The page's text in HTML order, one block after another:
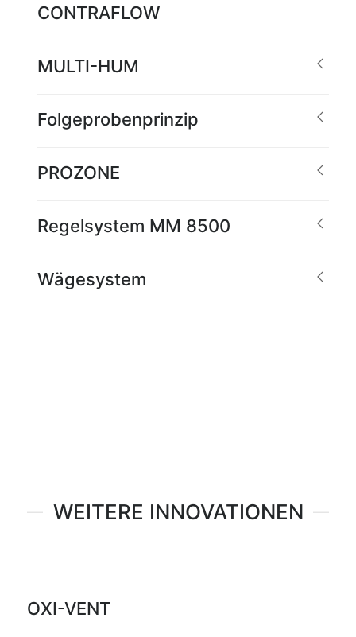
CONTRAFLOW
MULTI-HUM
Folgeprobenprinzip
PROZONE
Regelsystem MM 8500
Wägesystem
WEITERE INNOVATIONEN
OXI-VENT